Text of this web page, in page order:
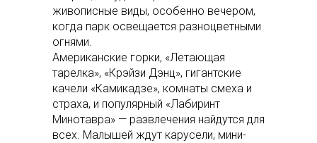
живописные виды, особенно вечером,
когда парк освещается разноцветными
огнями.
Американские горки, «Летающая
тарелка», «Крэйзи Дэнц», гигантские
качели «Камикадзе», комнаты смеха и
страха, и популярный «Лабиринт
Минотавра» — развлечения найдутся для
всех. Малышей ждут карусели, мини-